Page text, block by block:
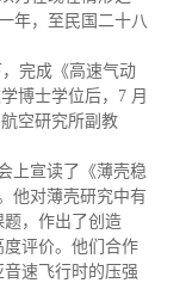
年，至民国二十八
完成《高速气动
博士学位后，7 月
空研究所副教
上宣读了《薄壳稳
他对薄壳研究中有
，作出了创造
评价。他们合作
速飞行时的压强